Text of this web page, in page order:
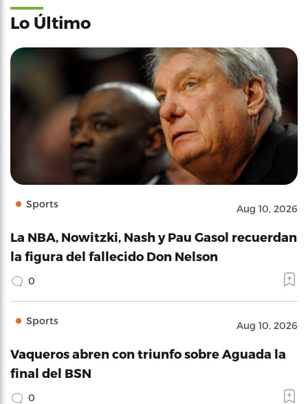
Lo Último
Sports Aug 10, 2026
La NBA, Nowitzki, Nash y Pau Gasol recuerdan
la figura del fallecido Don Nelson
0
Sports Aug 10, 2026
Vaqueros abren con triunfo sobre Aguada la
final del BSN
0